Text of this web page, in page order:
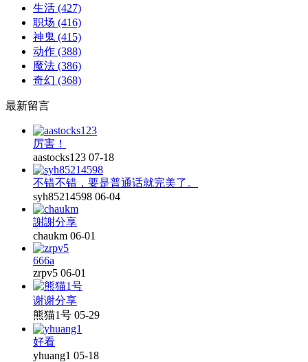
生活 (427)
职场 (416)
神鬼 (415)
动作 (388)
魔法 (386)
奇幻 (368)
最新留言
厉害！
aastocks123 07-18
不错不错，要是普通话就完美了。
syh85214598 06-04
謝謝分享
chaukm 06-01
666a
zrpv5 06-01
谢谢分享
熊猫1号 05-29
好看
yhuang1 05-18